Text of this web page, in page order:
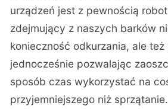
urządzeń jest z pewnością
zdejmujący z naszych barków
konieczność odkurzania, ale też
jednocześnie pozwalając
sposób czas wykorzystać na
przyjemniejszego niż